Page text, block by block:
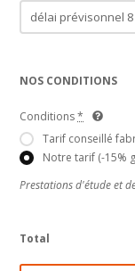
NOS CONDITIONS
Conditions *
Tarif conseillé
Notre tarif (-15%
Prestations d'étude et
Total